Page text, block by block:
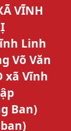
VĨNH
Linh
Võ Văn
xã Vĩnh
Ban)